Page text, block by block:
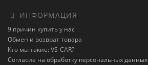
ИНФОРМАЦИЯ
9 причин купить у нас
Обмен и возврат товара
Кто мы такие: VS-CAR?
Согласие на обработку персональных данных